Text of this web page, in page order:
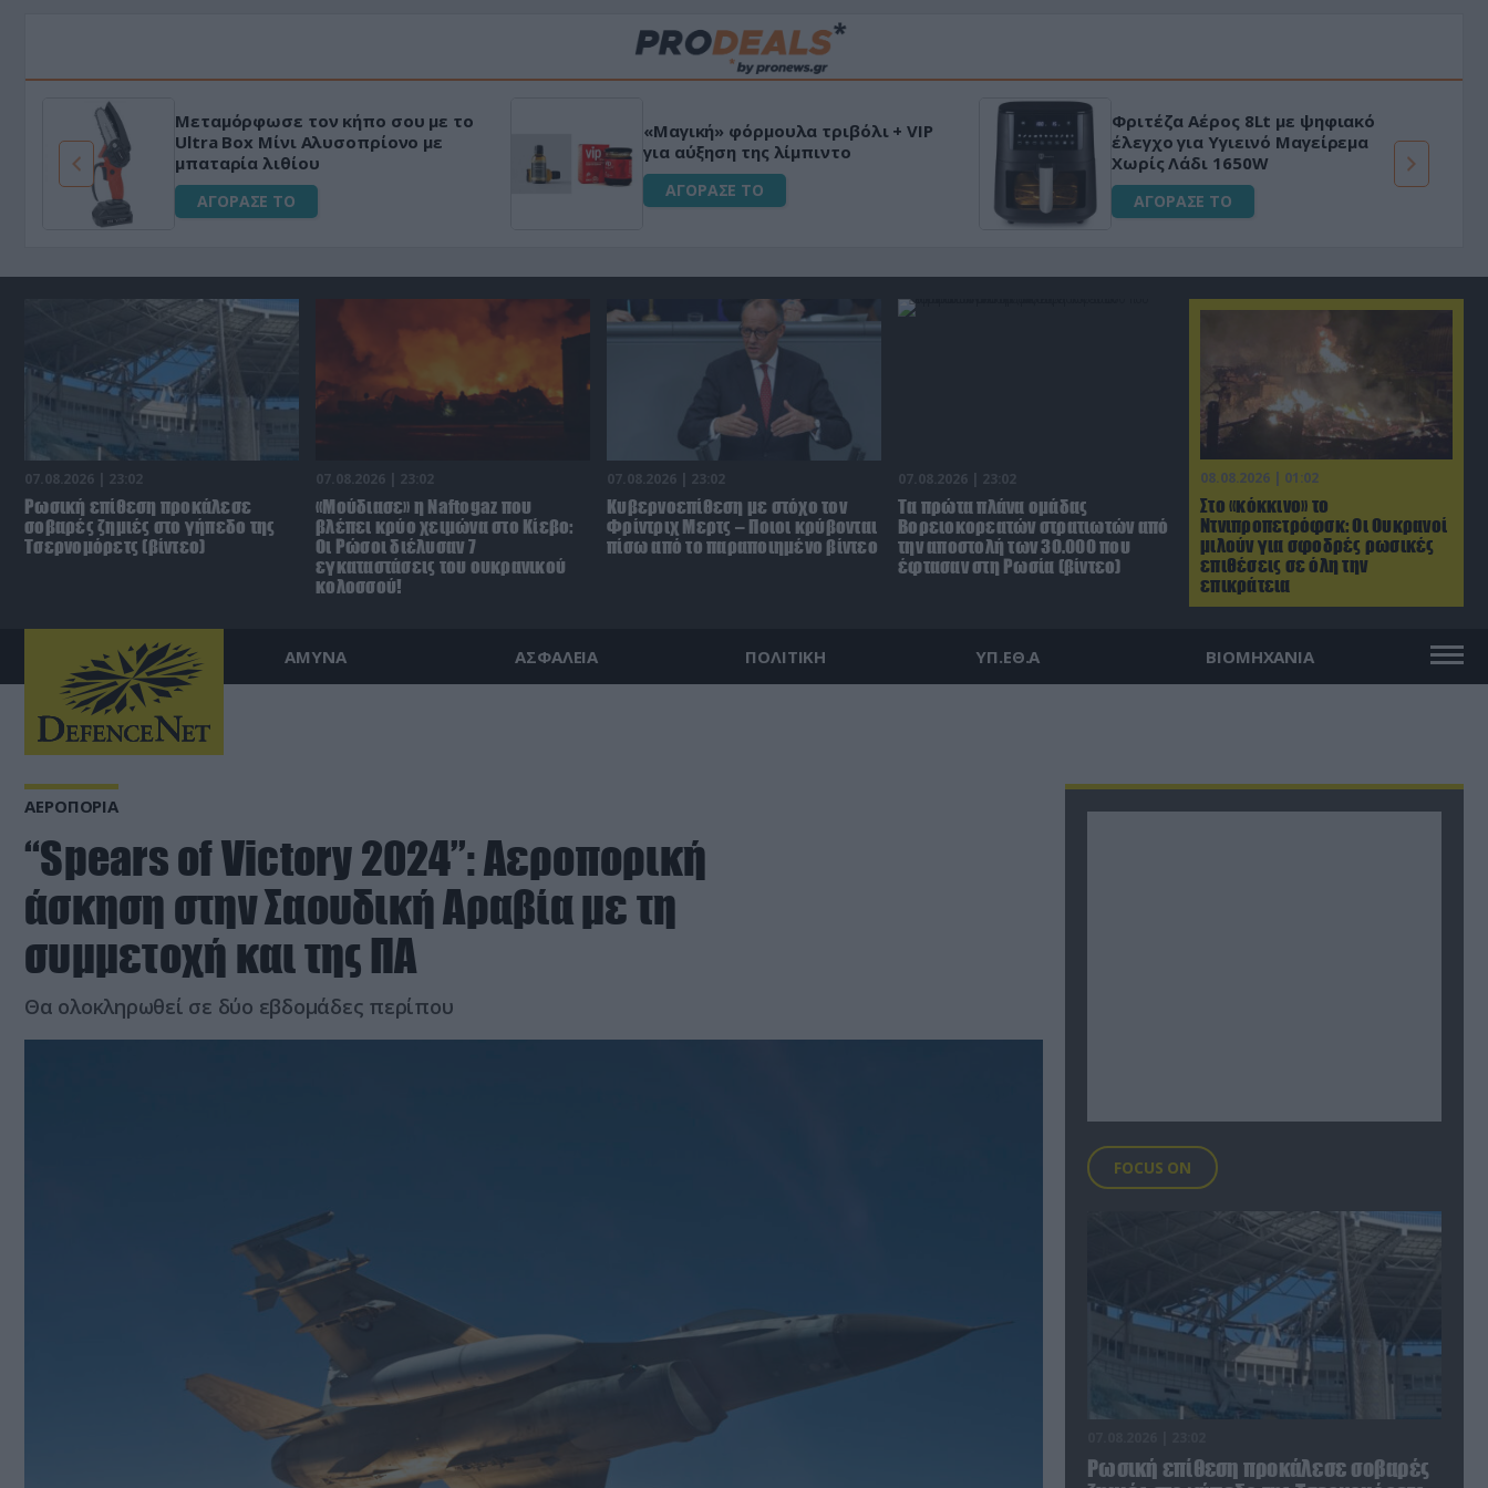
Μεταμόρφωσε τον κήπο σου με το
Ultra Box Μίνι Αλυσοπρίονο με
μπαταρία λιθίου
ΑΓΟΡΑΣΕ ΤΟ
«Μαγική» φόρμουλα τριβόλι + VIP
για αύξηση της λίμπιντο
ΑΓΟΡΑΣΕ ΤΟ
Φριτέζα Αέρος 8Lt με ψηφιακό
έλεγχο για Υγιεινό Μαγείρεμα
Χωρίς Λάδι 1650W
ΑΓΟΡΑΣΕ ΤΟ
08.08.2026 | 01:02
Στο «κόκκινο» το
Ντνιπροπετρόφσκ: Οι Ουκρανοί
μιλούν για σφοδρές ρωσικές
επιθέσεις σε όλη την
επικράτεια
07.08.2026 | 23:02
Ρωσική επίθεση προκάλεσε
σοβαρές ζημιές στο γήπεδο της
Τσερνομόρετς (βίντεο)
07.08.2026 | 23:02
«Μούδιασε» η Naftogaz που
βλέπει κρύο χειμώνα στο Κίεβο:
Οι Ρώσοι διέλυσαν 7
εγκαταστάσεις του ουκρανικού
κολοσσού!
07.08.2026 | 23:02
Κυβερνοεπίθεση με στόχο τον
Φρίντριχ Μερτς – Ποιοι κρύβονται
πίσω από το παραποιημένο βίντεο
07.08.2026 | 23:02
Τα πρώτα πλάνα ομάδας
Βορειοκορεατών στρατιωτών από
την αποστολή των 30.000 που
έφτασαν στη Ρωσία (βίντεο)
ΑΜΥΝΑ ΑΣΦΑΛΕΙΑ ΠΟΛΙΤΙΚΗ ΥΠ.ΕΘ.Α ΒΙΟΜΗΧΑΝΙΑ
ΑΕΡΟΠΟΡΙΑ
“Spears of Victory 2024”: Αεροπορική
άσκηση στην Σαουδική Αραβία με τη
συμμετοχή και της ΠΑ
Θα ολοκληρωθεί σε δύο εβδομάδες περίπου
FOCUS ON
Ρωσική επίθεση προκάλεσε σοβαρές